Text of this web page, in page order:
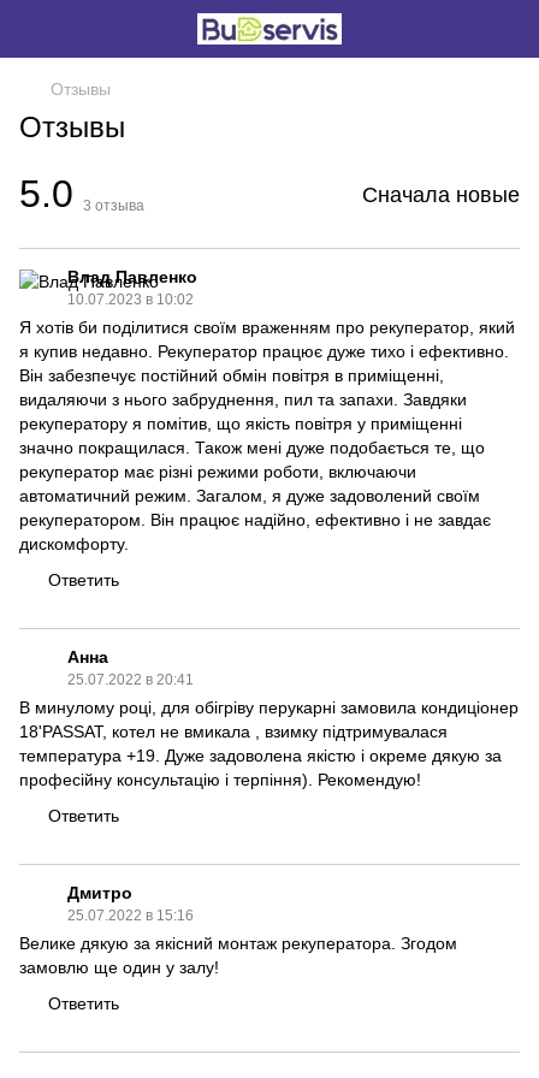
Отзывы
Отзывы
5.0 3 отзыва Сначала новые
Влад Павленко
10.07.2023 в 10:02
Я хотів би поділитися своїм враженням про рекуператор, який
я купив недавно. Рекуператор працює дуже тихо і ефективно.
Він забезпечує постійний обмін повітря в приміщенні,
видаляючи з нього забруднення, пил та запахи. Завдяки
рекуператору я помітив, що якість повітря у приміщенні
значно покращилася. Також мені дуже подобається те, що
рекуператор має різні режими роботи, включаючи
автоматичний режим. Загалом, я дуже задоволений своїм
рекуператором. Він працює надійно, ефективно і не завдає
дискомфорту.
Ответить
Анна
25.07.2022 в 20:41
В минулому році, для обігріву перукарні замовила кондиціонер
18'PASSAT, котел не вмикала , взимку підтримувалася
температура +19. Дуже задоволена якістю і окреме дякую за
професійну консультацію і терпіння). Рекомендую!
Ответить
Дмитро
25.07.2022 в 15:16
Велике дякую за якісний монтаж рекуператора. Згодом
замовлю ще один у залу!
Ответить